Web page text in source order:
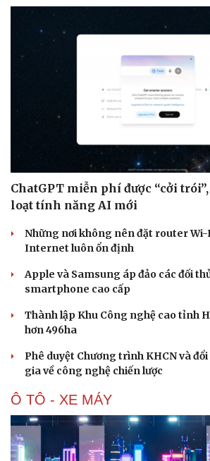
ChatGPT miễn phí được “cởi
loạt tính năng AI mới
Những nơi không nên đặt router Wi-
Internet luôn ổn định
Apple và Samsung áp đảo các đối
smartphone cao cấp
Thành lập Khu Công nghệ cao tỉnh
hơn 496ha
Phê duyệt Chương trình KHCN và
gia về công nghệ chiến lược
Ô TÔ - XE MÁY